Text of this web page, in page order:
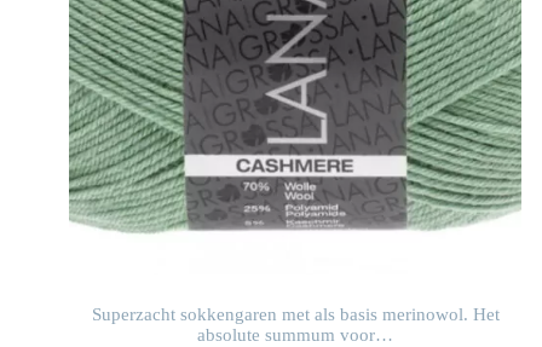
Superzacht sokkengaren met als basis merinowol. Het
absolute summum voor…